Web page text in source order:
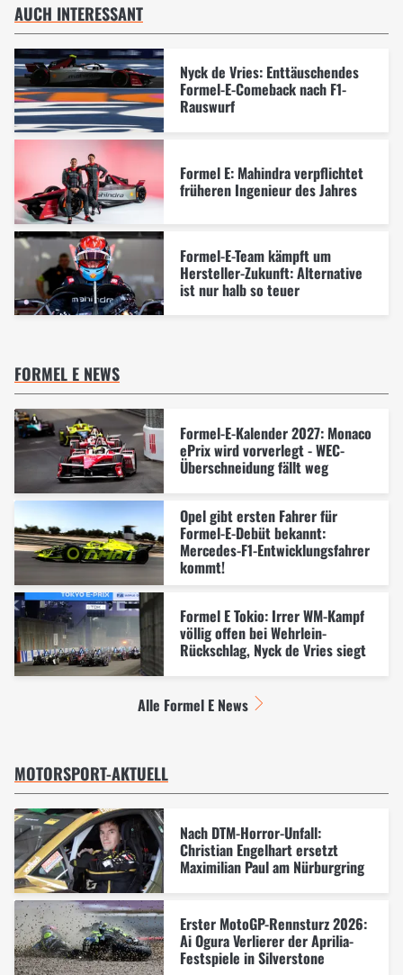
AUCH INTERESSANT
Nyck de Vries: Enttäuschendes
Formel-E-Comeback nach F1-
Rauswurf
Formel E: Mahindra verpflichtet
früheren Ingenieur des Jahres
Formel-E-Team kämpft um
Hersteller-Zukunft: Alternative
ist nur halb so teuer
FORMEL E NEWS
Formel-E-Kalender 2027: Monaco
ePrix wird vorverlegt - WEC-
Überschneidung fällt weg
Opel gibt ersten Fahrer für
Formel-E-Debüt bekannt:
Mercedes-F1-Entwicklungsfahrer
kommt!
Formel E Tokio: Irrer WM-Kampf
völlig offen bei Wehrlein-
Rückschlag, Nyck de Vries siegt
Alle Formel E News
MOTORSPORT-AKTUELL
Nach DTM-Horror-Unfall:
Christian Engelhart ersetzt
Maximilian Paul am Nürburgring
Erster MotoGP-Rennsturz 2026:
Ai Ogura Verlierer der Aprilia-
Festspiele in Silverstone